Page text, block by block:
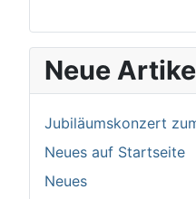
Neue
Jubiläumskonzert
Neues auf Startseite
Neues